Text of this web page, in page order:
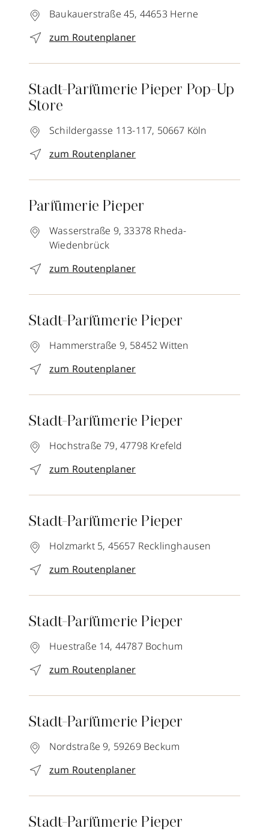
Baukauerstraße 45, 44653 Herne
zum Routenplaner
Stadt-Parfümerie Pieper Pop-Up
Store
Schildergasse 113-117, 50667 Köln
zum Routenplaner
Parfümerie Pieper
Wasserstraße 9, 33378 Rheda-
Wiedenbrück
zum Routenplaner
Stadt-Parfümerie Pieper
Hammerstraße 9, 58452 Witten
zum Routenplaner
Stadt-Parfümerie Pieper
Hochstraße 79, 47798 Krefeld
zum Routenplaner
Stadt-Parfümerie Pieper
Holzmarkt 5, 45657 Recklinghausen
zum Routenplaner
Stadt-Parfümerie Pieper
Huestraße 14, 44787 Bochum
zum Routenplaner
Stadt-Parfümerie Pieper
Nordstraße 9, 59269 Beckum
zum Routenplaner
Stadt-Parfümerie Pieper